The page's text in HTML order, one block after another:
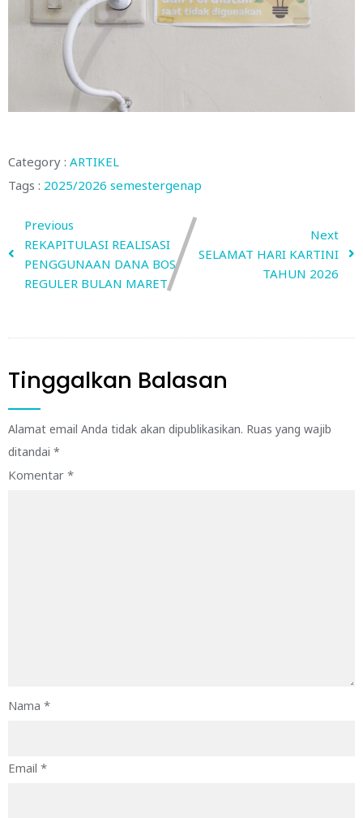
Category : ARTIKEL
Tags : 2025/2026 semestergenap
Previous
REKAPITULASI REALISASI
PENGGUNAAN DANA BOS
REGULER BULAN MARET
Next
SELAMAT HARI KARTINI
TAHUN 2026
Tinggalkan Balasan
Alamat email Anda tidak akan dipublikasikan. Ruas yang wajib
ditandai *
Komentar *
Nama *
Email *